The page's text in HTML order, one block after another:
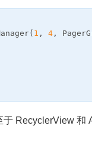
( 1 , 4 ,
RecyclerView 和